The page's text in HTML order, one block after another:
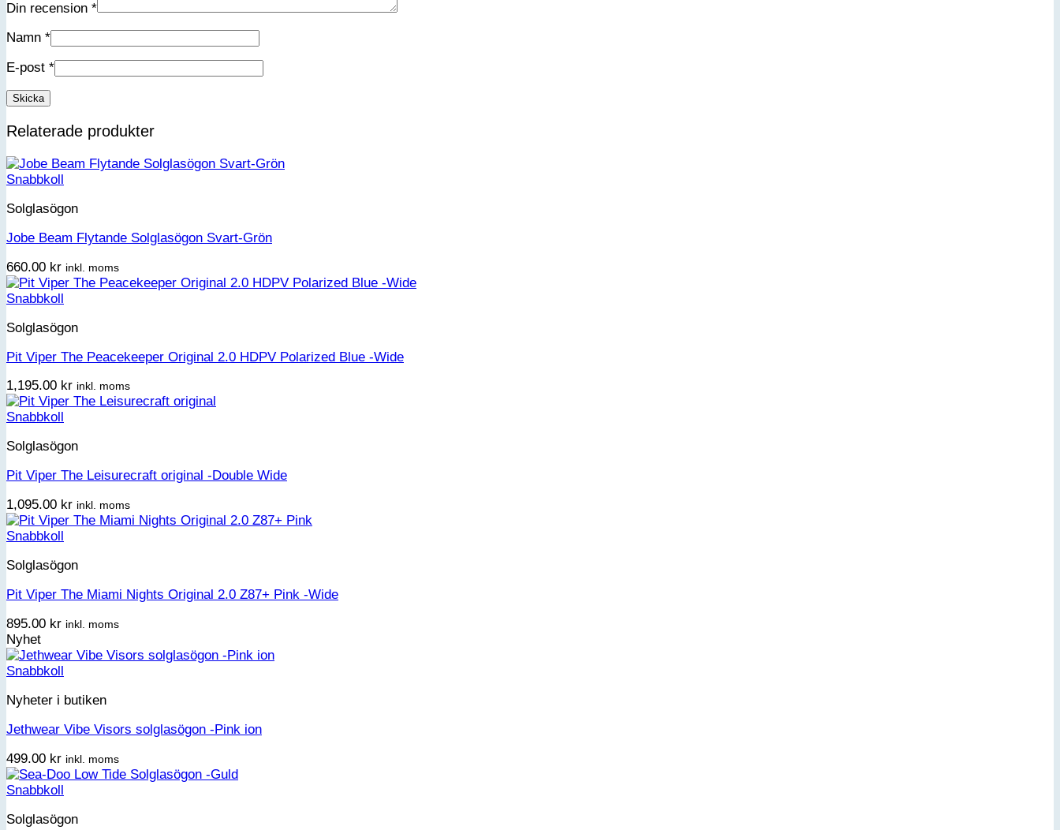
Din recension *
Namn *
E-post *
Relaterade produkter
Snabbkoll
Solglasögon
Jobe Beam Flytande Solglasögon Svart-Grön
660.00 kr inkl. moms
Snabbkoll
Solglasögon
Pit Viper The Peacekeeper Original 2.0 HDPV Polarized Blue -Wide
1,195.00 kr inkl. moms
Snabbkoll
Solglasögon
Pit Viper The Leisurecraft original -Double Wide
1,095.00 kr inkl. moms
Snabbkoll
Solglasögon
Pit Viper The Miami Nights Original 2.0 Z87+ Pink -Wide
895.00 kr inkl. moms
Nyhet
Snabbkoll
Nyheter i butiken
Jethwear Vibe Visors solglasögon -Pink ion
499.00 kr inkl. moms
Snabbkoll
Solglasögon